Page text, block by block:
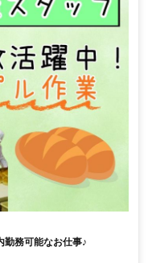
勤務可能なお仕事♪